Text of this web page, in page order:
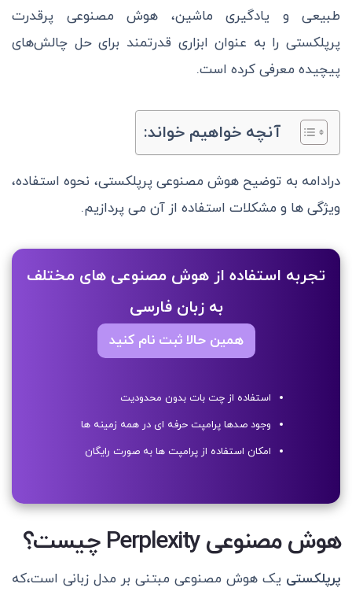
طبیعی و یادگیری ماشین، هوش مصنوعی پرقدرت
پرپلکستی را به عنوان ابزاری قدرتمند برای حل چالش‌های
پیچیده معرفی کرده است.
آنچه خواهیم خواند:
درادامه به توضیح هوش مصنوعی پرپلکستی، نحوه استفاده،
ویژگی ها و مشکلات استفاده از آن می پردازیم.
تجربه استفاده از هوش مصنوعی های مختلف
به زبان فارسی
همین حالا ثبت نام کنید
استفاده از چت بات بدون محدودیت
وجود صدها پرامپت حرفه ای در همه زمینه ها
امکان استفاده از پرامپت ها به صورت رایگان
هوش مصنوعی Perplexity چیست؟
پرپلکستی یک هوش مصنوعی مبتنی بر مدل زبانی است،که